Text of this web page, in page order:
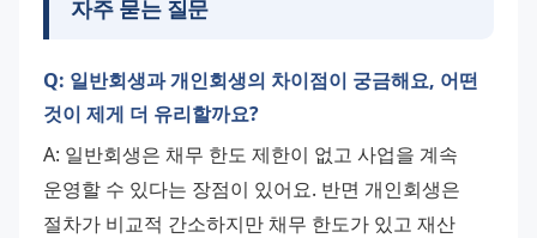
자주 묻는 질문
Q: 일반회생과 개인회생의 차이점이 궁금해요, 어떤
것이 제게 더 유리할까요?
A: 일반회생은 채무 한도 제한이 없고 사업을 계속
운영할 수 있다는 장점이 있어요. 반면 개인회생은
절차가 비교적 간소하지만 채무 한도가 있고 재산